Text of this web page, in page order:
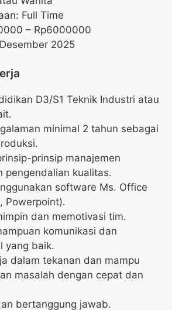
Full Time
– Rp6000000
2025
D3/S1 Teknik Industri atau
minimal 2 tahun sebagai
prinsip manajemen
pengendalian kualitas.
software Ms. Office
Powerpoint).
dan memotivasi tim.
komunikasi dan
yang baik.
dalam tekanan dan mampu
masalah dengan cepat dan
bertanggung jawab.